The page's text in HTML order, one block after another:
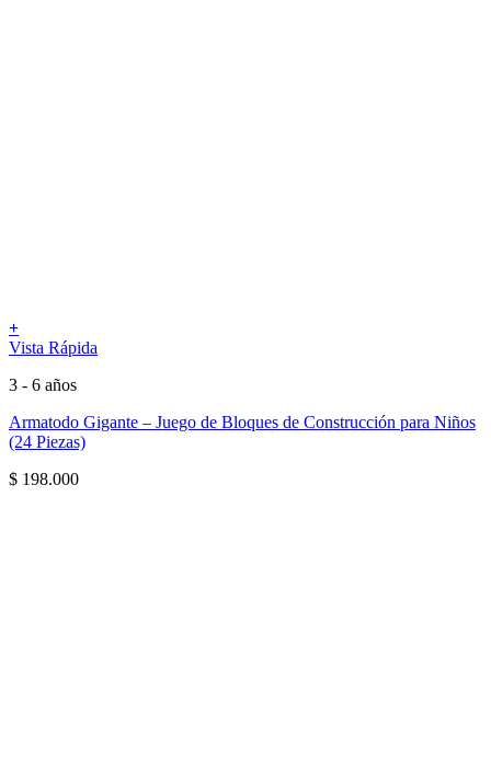
+
Vista Rápida
3 - 6 años
Armatodo Gigante – Juego de Bloques de Construcción para Niños
(24 Piezas)
$ 198.000